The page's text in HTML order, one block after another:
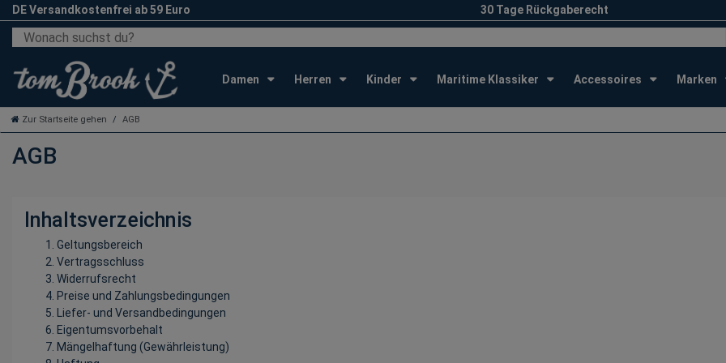
DE Versandkostenfrei ab 59 Euro 30 Tage Rückgaberecht
Damen Herren Kinder Maritime Klassiker Accessoires Marken
Zur Startseite gehen AGB
AGB
Inhaltsverzeichnis
Geltungsbereich
Vertragsschluss
Widerrufsrecht
Preise und Zahlungsbedingungen
Liefer- und Versandbedingungen
Eigentumsvorbehalt
Mängelhaftung (Gewährleistung)